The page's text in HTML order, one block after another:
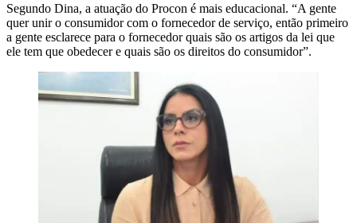
Segundo Dina, a atuação do Procon é mais educacional. “A gente
quer unir o consumidor com o fornecedor de serviço, então primeiro
a gente esclarece para o fornecedor quais são os artigos da lei que
ele tem que obedecer e quais são os direitos do consumidor”.